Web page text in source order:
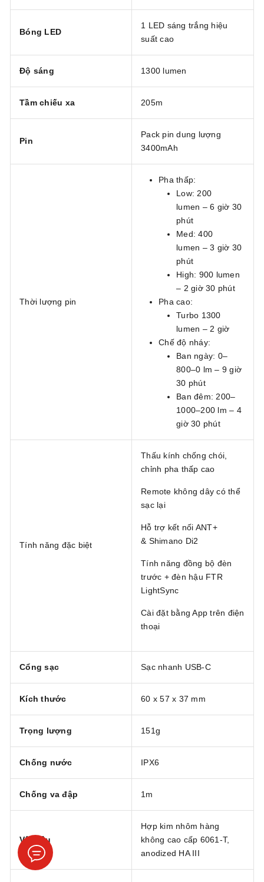
Bóng LED
1 LED sáng trắng hiệu
suất cao
Độ sáng 1300 lumen
Tầm chiếu xa 205m
Pin
Pack pin dung lượng
3400mAh
Thời lượng pin
Pha thấp:
Low: 200
lumen – 6 giờ 30
phút
Med: 400
lumen – 3 giờ 30
phút
High: 900 lumen
– 2 giờ 30 phút
Pha cao:
Turbo 1300
lumen – 2 giờ
Chế độ nháy:
Ban ngày: 0–
800–0 lm – 9 giờ
30 phút
Ban đêm: 200–
1000–200 lm – 4
giờ 30 phút
Tính năng đặc biệt
Thấu kính chống chói,
chỉnh pha thấp cao
Remote không dây có thể
sạc lại
Hỗ trợ kết nối ANT+
& Shimano Di2
Tính năng đồng bộ đèn
trước + đèn hậu FTR
LightSync
Cài đặt bằng App trên điện
thoại
Cổng sạc Sạc nhanh USB-C
Kích thước 60 x 57 x 37 mm
Trọng lượng 151g
Chống nước IPX6
Chống va đập 1m
Vật liệu
Hợp kim nhôm hàng
không cao cấp 6061-T,
anodized HA III